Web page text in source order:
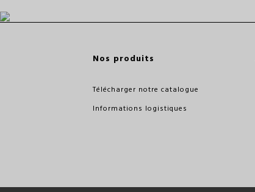
Nos produits
Télécharger notre catalogue
Informations logistiques